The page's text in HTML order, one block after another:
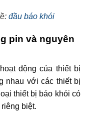
đầu báo khói
pin và nguyên
động của thiết bị
nhau với các thiết bị
thiết bị báo khói có
biệt.